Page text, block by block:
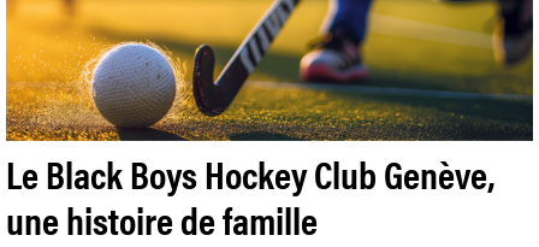
Le Black Boys Hockey Club Genève,
une histoire de famille